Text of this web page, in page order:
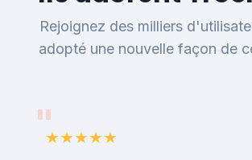
Rejoignez des milliers
adopté une nouvelle façon de
★★★★★